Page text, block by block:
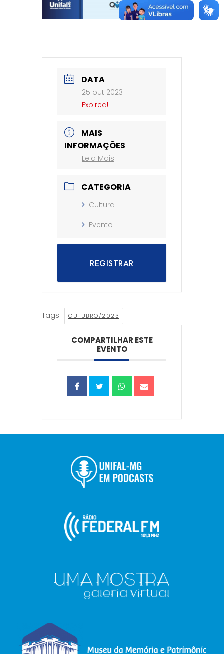
DATA
25 out 2023
Expired!
MAIS
INFORMAÇÕES
Leia Mais
CATEGORIA
Cultura
Evento
REGISTRAR
Tags: OUTUBRO/2023
COMPARTILHAR ESTE
EVENTO